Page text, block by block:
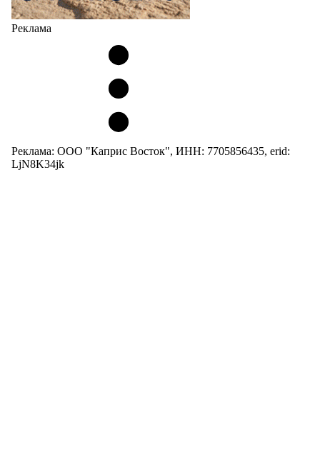
Реклама
Реклама: ООО "Каприс Восток", ИНН: 7705856435, erid:
LjN8K34jk